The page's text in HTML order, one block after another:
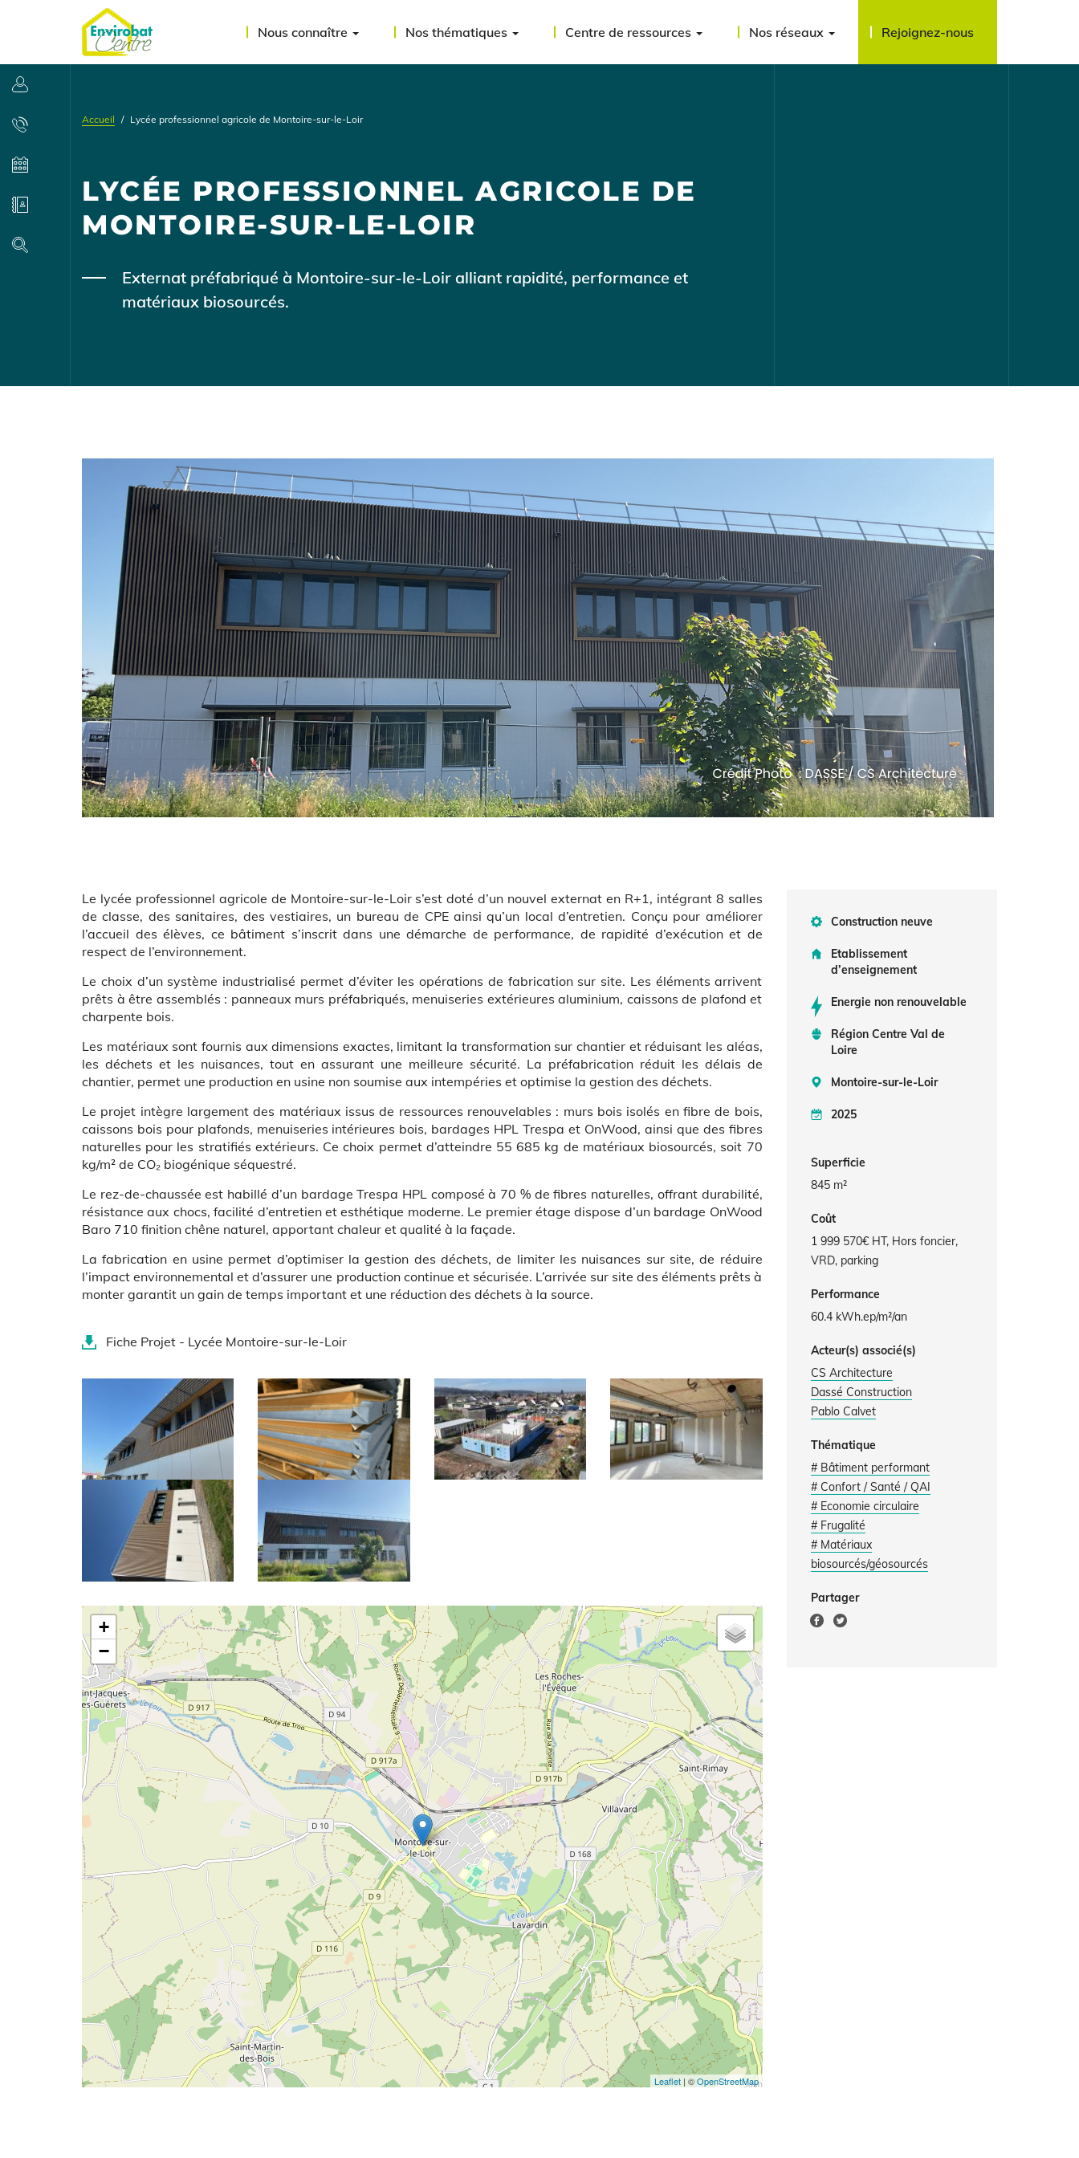
principal
Nous connaître Nos thématiques Centre de ressources Nos réseaux Rejoignez-nous
Accueil Lycée professionnel agricole de Montoire-sur-le-Loir
LYCÉE PROFESSIONNEL AGRICOLE DE
MONTOIRE-SUR-LE-LOIR
Body
Externat préfabriqué à Montoire-sur-le-Loir alliant rapidité, performance et
matériaux biosourcés.
compte
l'utilisateur
Contact
Annuaire
Illustration
Body
Le lycée professionnel agricole de Montoire-sur-le-Loir s’est doté d’un nouvel externat en R+1, intégrant 8 salles
de classe, des sanitaires, des vestiaires, un bureau de CPE ainsi qu’un local d’entretien. Conçu pour améliorer
l’accueil des élèves, ce bâtiment s’inscrit dans une démarche de performance, de rapidité d’exécution et de
respect de l’environnement.
Le choix d’un système industrialisé permet d’éviter les opérations de fabrication sur site. Les éléments arrivent
prêts à être assemblés : panneaux murs préfabriqués, menuiseries extérieures aluminium, caissons de plafond et
charpente bois.
Les matériaux sont fournis aux dimensions exactes, limitant la transformation sur chantier et réduisant les aléas,
les déchets et les nuisances, tout en assurant une meilleure sécurité. La préfabrication réduit les délais de
chantier, permet une production en usine non soumise aux intempéries et optimise la gestion des déchets.
Le projet intègre largement des matériaux issus de ressources renouvelables : murs bois isolés en fibre de bois,
caissons bois pour plafonds, menuiseries intérieures bois, bardages HPL Trespa et OnWood, ainsi que des fibres
naturelles pour les stratifiés extérieurs. Ce choix permet d’atteindre 55 685 kg de matériaux biosourcés, soit 70
kg/m² de CO₂ biogénique séquestré.
Le rez-de-chaussée est habillé d’un bardage Trespa HPL composé à 70 % de fibres naturelles, offrant durabilité,
résistance aux chocs, facilité d’entretien et esthétique moderne. Le premier étage dispose d’un bardage OnWood
Baro 710 finition chêne naturel, apportant chaleur et qualité à la façade.
La fabrication en usine permet d’optimiser la gestion des déchets, de limiter les nuisances sur site, de réduire
l’impact environnemental et d’assurer une production continue et sécurisée. L’arrivée sur site des éléments prêts à
monter garantit un gain de temps important et une réduction des déchets à la source.
Document(s)
Fiche Projet - Lycée Montoire-sur-le-Loir
Latitude/Longitude
+
−
Leaflet| ©OpenStreetMap
Construction neuve
Etablissement
d’enseignement
Energie non renouvelable
Région Centre Val de
Loire
Montoire-sur-le-Loir
2025
Superficie
845 m²
Coût
1 999 570€ HT, Hors foncier,
VRD, parking
Performance
60.4 kWh.ep/m²/an
Acteur(s) associé(s)
CS Architecture
Dassé Construction
Pablo Calvet
Thématique
# Bâtiment performant
# Confort / Santé / QAI
# Economie circulaire
# Frugalité
# Matériaux
biosourcés/géosourcés
Partager